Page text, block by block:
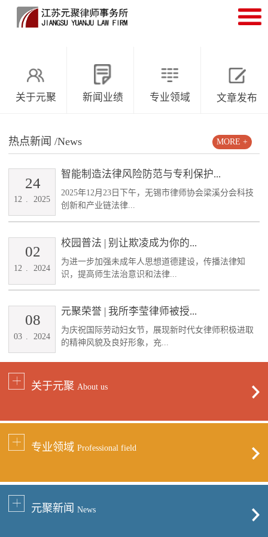
关于元聚 新闻业绩 专业领域 文章发布
热点新闻 /News
智能制造法律风险防范与专利保护...
2025年12月23日下午，无锡市律师协会梁溪分会科技
创新和产业链法律...
12 . 2025
24
校园普法 | 别让欺凌成为你的...
为进一步加强未成年人思想道德建设，传播法律知
识，提高师生法治意识和法律...
12 2024
02
元聚荣誉 | 我所李莹律师被授...
为庆祝国际劳动妇女节，展现新时代女律师积极进取
的精神风貌及良好形象，充...
03 2024
08
MORE +
关于元聚 About us
专业领域 Professional field
元聚新闻 News